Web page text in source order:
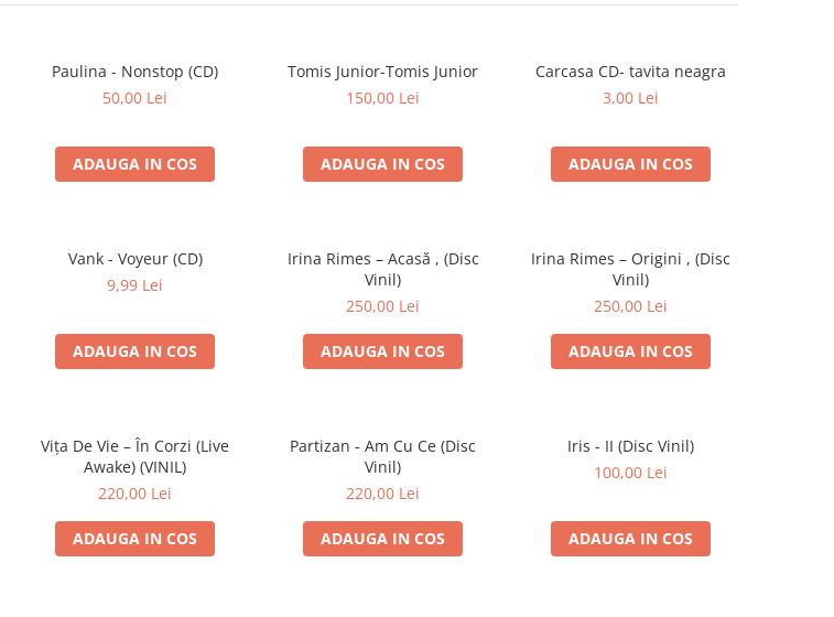
Paulina - Nonstop (CD)
50,00 Lei
ADAUGA IN COS
Tomis Junior-Tomis Junior
150,00 Lei
ADAUGA IN COS
Carcasa CD- tavita neagra
3,00 Lei
ADAUGA IN COS
Vank - Voyeur (CD)
9,99 Lei
ADAUGA IN COS
Irina Rimes – Acasă , (Disc
Vinil)
250,00 Lei
ADAUGA IN COS
Irina Rimes – Origini , (Disc
Vinil)
250,00 Lei
ADAUGA IN COS
Vița De Vie – În Corzi (Live
Awake) (VINIL)
220,00 Lei
ADAUGA IN COS
Partizan - Am Cu Ce (Disc
Vinil)
220,00 Lei
ADAUGA IN COS
Iris - II (Disc Vinil)
100,00 Lei
ADAUGA IN COS